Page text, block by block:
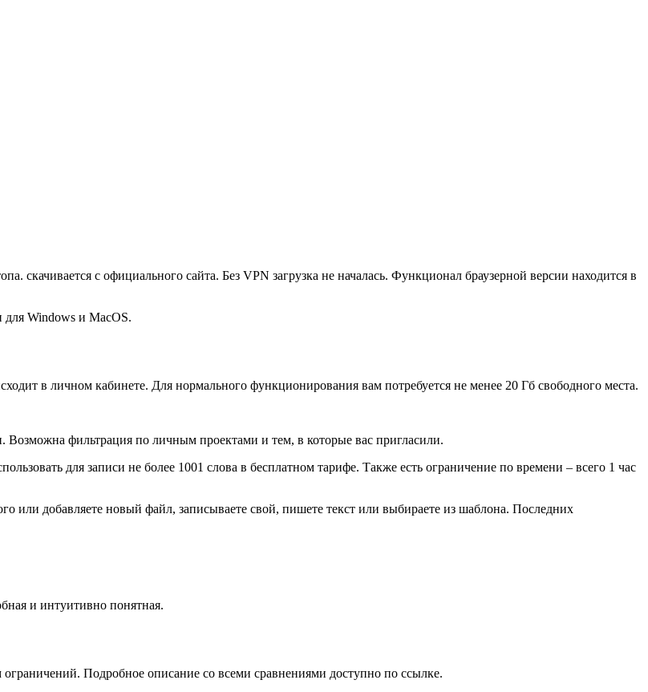
скачивается с официального сайта. Без VPN загрузка не началась. Функционал браузерной версии находится в
для Windows и MacOS.
в личном кабинете. Для нормального функционирования вам потребуется не менее 20 Гб свободного места.
фильтрация по личным проектами и тем, в которые вас пригласили.
для записи не более 1001 слова в бесплатном тарифе. Также есть ограничение по времени – всего 1 час
или добавляете новый файл, записываете свой, пишете текст или выбираете из шаблона. Последних
и интуитивно понятная.
Подробное описание со всеми сравнениями доступно по ссылке.